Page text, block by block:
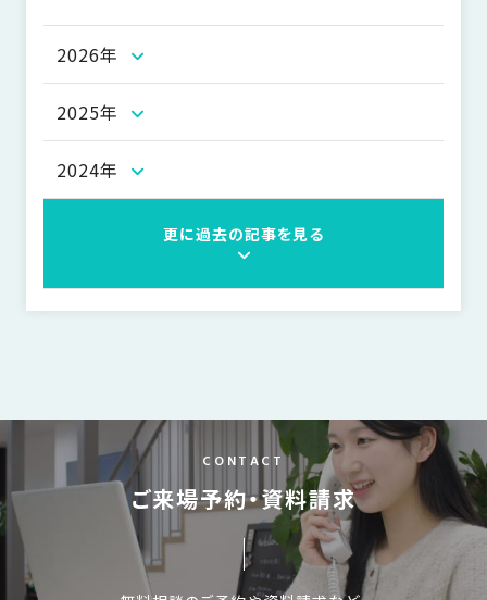
2026年
2025年
2024年
更に過去の記事を見る
CONTACT
ご来場予約・資料請求